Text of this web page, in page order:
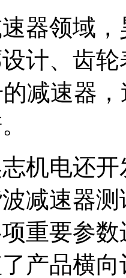
领域，
计、齿
减速器
电还开
减速器
重要参
产品横